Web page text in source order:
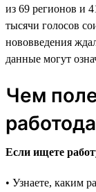
из 69 регионов и
тысячи голосов
нововведения
данные могут
Чем
Если ищете
• Узнаете, каким